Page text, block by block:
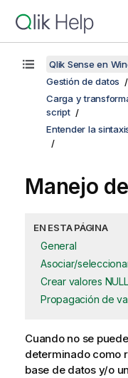
Qlik Sense en
Gestión de datos
Carga y
script
Entender la
Manejo
EN ESTA PÁGINA
General
Asociar/
Crear valores
Propagación de
Cuando no se
determinado como
base de datos y/o